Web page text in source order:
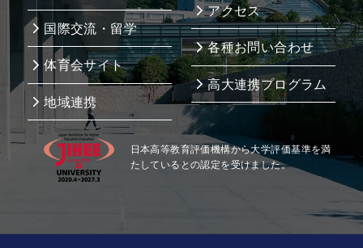
国際交流・留学
体育会サイト
地域連携
アクセス
各種お問い合わせ
高大連携プログラム
日本高等教育評価機構から大学評価基準を満
たしているとの認定を受けました。